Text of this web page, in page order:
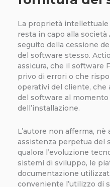
La proprietà
resta in capo alla società
seguito della cessione
del software stesso.
assicura, che il software
privo di errori o che
operativi del cliente, che
del software al momento
dell’installazione.
L’autore non afferma, nè
assistenza perpetua del
qualora l’evoluzione
sistemi di sviluppo, le
documentazione
conveniente l’utilizzo di